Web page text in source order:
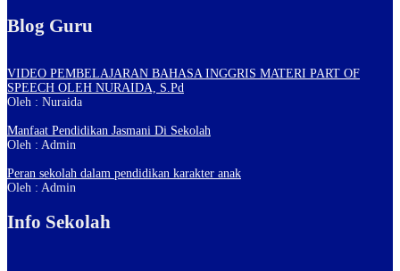
Blog Guru
VIDEO PEMBELAJARAN BAHASA INGGRIS MATERI PART OF
SPEECH OLEH NURAIDA, S.Pd
Oleh : Nuraida
Manfaat Pendidikan Jasmani Di Sekolah
Oleh : Admin
Peran sekolah dalam pendidikan karakter anak
Oleh : Admin
Info Sekolah